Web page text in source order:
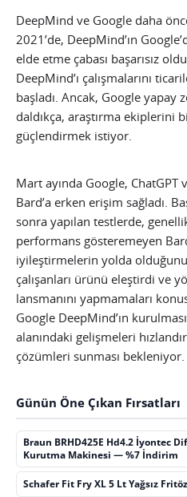
DeepMind ve Google daha
2021’de, DeepMind’ın
elde etme çabası başarısız
DeepMind’ı çalışmalarını
başladı. Ancak, Google yapay
daldıkça, araştırma ekiplerini
güçlendirmek istiyor.
Mart ayında Google, ChatGPT
Bard’a erken erişim sağladı.
sonra yapılan testlerde,
performans gösteremeyen
iyileştirmelerin yolda
çalışanları ürünü eleştirdi ve
lansmanını yapmamaları
Google DeepMind’ın
alanındaki gelişmeleri
çözümleri sunması bekleniyor.
Günün Öne Çıkan Fırsatları
Braun BRHD425E Hd4.2 İyontec
Kurutma Makinesi — %7 İndirim
Schafer Fit Fry XL 5 Lt Yağsız